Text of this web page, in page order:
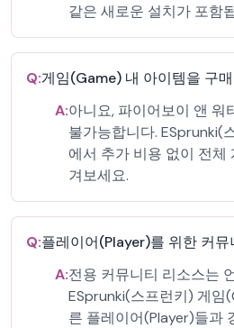
같은 새로운 설치가 포함
Q:게임(Game) 내 아이템을 구
A:아니요, 파이어보이 앤 워
불가능합니다. ESprunki(
에서 추가 비용 없이 전체
겨보세요.
Q:플레이어(Player)를 위한 커
A:전용 커뮤니티 리소스는
ESprunki(스프런키) 게임
른 플레이어(Player)들과